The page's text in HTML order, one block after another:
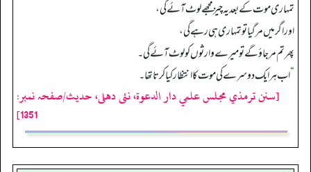
تمہاری موت کے بعد یہ چیز مجھے لوٹ آئے گی،
اور اگر میں مر گیا تو تمہاری ہی رہے گی،
پھر تم مرجاؤ گے تو میرے وارثوں کو لوٹ آئے گی۔
“اب ہر ایک دوسرے کی موت کا انتظار کیا کرتاتھا۔
[سنن ترمذي مجلس علمي دار الدعوة، نئى دهلى، حدیث/صفحہ نمبر:
1351]